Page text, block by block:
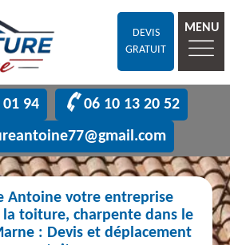
DEVIS
GRATUIT
MENU
94
06 10 13 20 52
Antoine votre entreprise
la toiture, charpente dans le
: Devis et déplacement